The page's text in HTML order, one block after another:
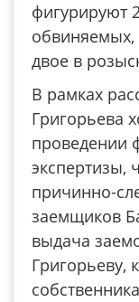
фигурируют
обвиняемых,
двое в
В рамках
Григорьева
проведении
экспертизы,
причинно-
заемщиков
выдача
Григорьеву,